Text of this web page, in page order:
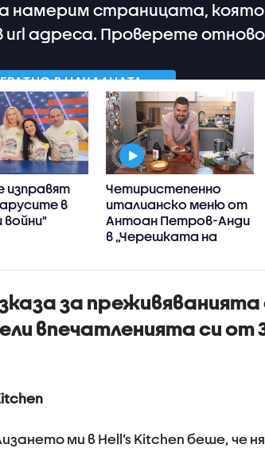
изправят
в
Четиристепенно
италианско меню от
Антоан Петров-Анди
в „Черешката на
за преживяванията
впечатленията си от
ми в Hell’s Kitchen беше, че